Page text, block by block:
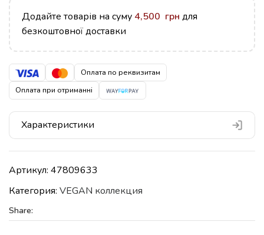
Додайте товарів на суму 4,500 грн для
безкоштовної доставки
Оплата по реквизитам
Оплата при отриманні
Характеристики
Артикул: 47809633
Категория: VEGAN коллекция
Share: